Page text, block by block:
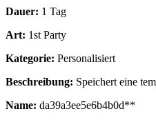
Dauer: 1 Tag
Art: 1st Party
Kategorie: Personalisiert
Beschreibung: Speichert eine
Name: da39a3ee5e6b4b0d**